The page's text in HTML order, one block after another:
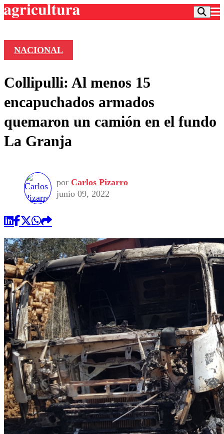
Frecuencias
Agricultura TV
Deportes
Colo Colo
Motor
Torneo Internacional
Torneo Nacional
Entretención
Noticias
Internacional
Nacional
Vida Social
Programas
Comercial
NACIONAL
Collipulli: Al menos 15
encapuchados armados
quemaron un camión en el fundo
La Granja
por Carlos Pizarro
junio 09, 2022